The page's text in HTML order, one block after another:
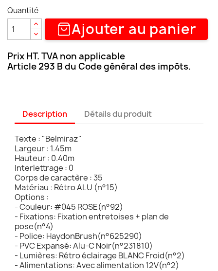
Quantité
Ajouter au panier
Prix HT. TVA non applicable
Article 293 B du Code général des impôts.
Description Détails du produit
Texte : "Belmiraz"
Largeur : 1.45m
Hauteur : 0.40m
Interlettrage : 0
Corps de caractère : 35
Matériau : Rétro ALU (n°15)
Options :
- Couleur: #045 ROSE(n°92)
- Fixations: Fixation entretoises + plan de
pose(n°4)
- Police: HaydonBrush(n°625290)
- PVC Expansé: Alu-C Noir(n°231810)
- Lumières: Rétro éclairage BLANC Froid(n°2)
- Alimentations: Avec alimentation 12V(n°2)